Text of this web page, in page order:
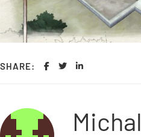
SHARE:
Michal